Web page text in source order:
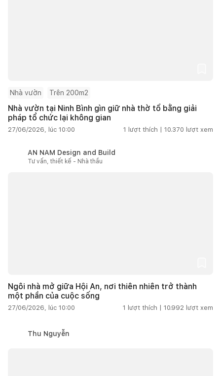
Nhà vườn Trên 200m2
Nhà vườn tại Ninh Bình gìn giữ nhà thờ tổ bằng giải
pháp tổ chức lại không gian
27/06/2026, lúc 10:00 1 lượt thích | 10.370 lượt xem
AN NAM Design and Build
Tư vấn, thiết kế - Nhà thầu
Ngôi nhà mở giữa Hội An, nơi thiên nhiên trở thành
một phần của cuộc sống
27/06/2026, lúc 10:00 1 lượt thích | 10.992 lượt xem
Thu Nguyễn